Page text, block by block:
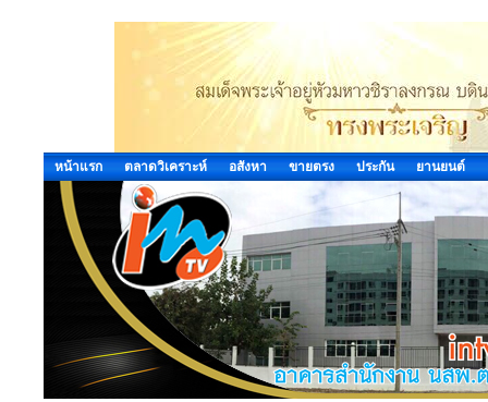
หน้าแรก ตลาดวิเคราะห์ อสังหา ขายตรง ประกัน ยานยนต์